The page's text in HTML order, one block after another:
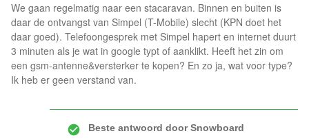
We gaan regelmatig naar een stacaravan. Binnen en buiten is
daar de ontvangst van Simpel (T-Mobile) slecht (KPN doet het
daar goed). Telefoongesprek met Simpel hapert en internet duurt
3 minuten als je wat in google typt of aanklikt. Heeft het zin om
een gsm-antenne&versterker te kopen? En zo ja, wat voor type?
Ik heb er geen verstand van.
Beste antwoord doorSnowboard